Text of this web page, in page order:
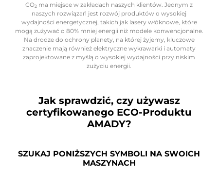
CO2 ma miejsce w zakładach naszych klientów. Jednym z
naszych rozwiązań jest rozwój produktów o wysokiej
wydajności energetycznej, takich jak lasery włóknowe, które
mogą zużywać o 80% mniej energii niż modele konwencjonalne.
Na drodze do ochrony planety, na której żyjemy, kluczowe
znaczenie mają również elektryczne wykrawarki i automaty
zaprojektowane z myślą o wysokiej wydajności przy niskim
zużyciu energii.
Jak sprawdzić, czy używasz
certyfikowanego ECO-Produktu
AMADY?
SZUKAJ PONIŻSZYCH SYMBOLI NA SWOICH
MASZYNACH